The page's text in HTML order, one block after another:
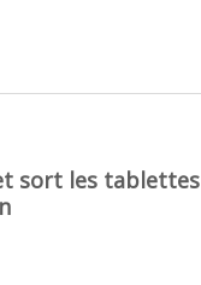
sort les tablettes